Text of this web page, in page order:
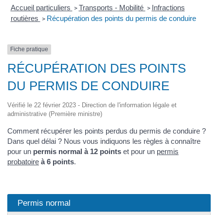
Accueil particuliers > Transports - Mobilité > Infractions
routières > Récupération des points du permis de conduire
Fiche pratique
RÉCUPÉRATION DES POINTS
DU PERMIS DE CONDUIRE
Vérifié le 22 février 2023 - Direction de l'information légale et
administrative (Première ministre)
Comment récupérer les points perdus du permis de conduire ?
Dans quel délai ? Nous vous indiquons les règles à connaître
pour un permis normal à 12 points et pour un permis
probatoire à 6 points.
Permis normal